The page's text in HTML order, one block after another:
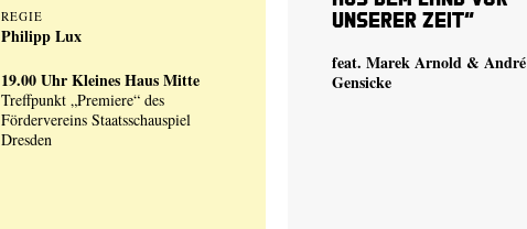
REGIE
Philipp Lux
19.00 UhrKleines Haus Mitte
Treffpunkt „Premiere“ des
Fördervereins Staatsschauspiel
Dresden
unserer Zeit“
feat. Marek Arnold & André
Gensicke